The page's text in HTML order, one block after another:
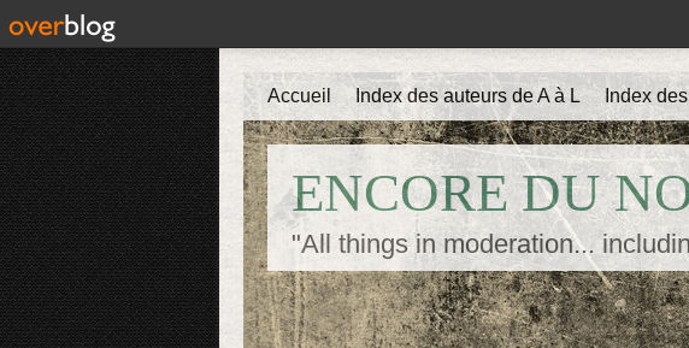
ENCORE DU
"All things in moderation...
Accueil Index des auteurs de A à L Index